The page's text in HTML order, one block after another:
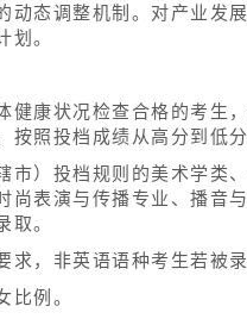
动态调整机制。对产业发
。
健康状况检查合格的考生
照投档成绩从高分到低分
市）投档规则的美术学类
尚表演与传播专业、播音
。
求，非英语语种考生若被
例。